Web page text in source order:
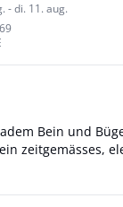
- di. 11. aug.
Bein und
zeitgemässes,